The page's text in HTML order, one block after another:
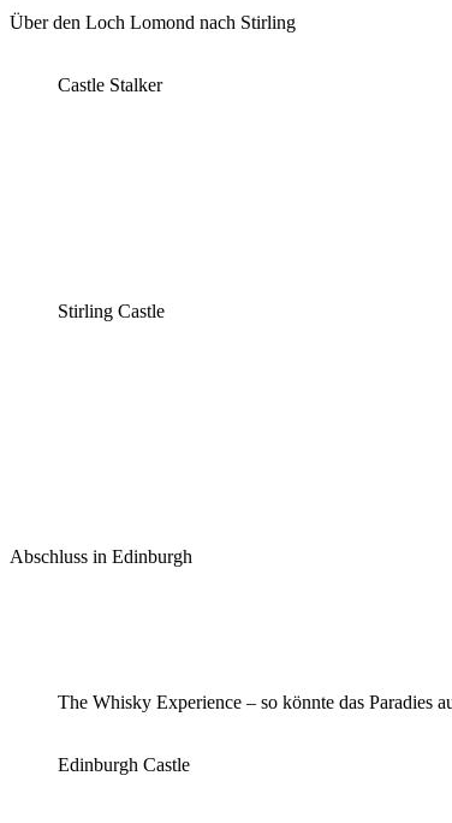
Über den Loch Lomond nach Stirling
Castle Stalker
Stirling Castle
Abschluss in Edinburgh
The Whisky Experience – so könnte das Paradies
Edinburgh Castle